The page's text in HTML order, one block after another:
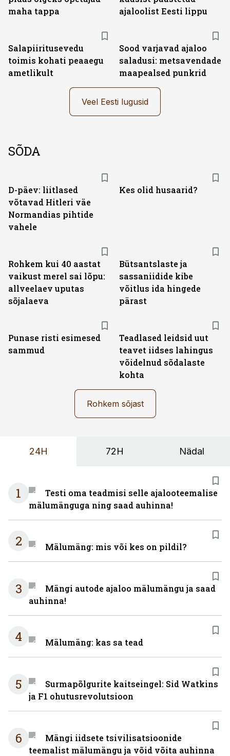
maha tappa
ajaloolist Eesti lippu
Salapiiritusevedu
toimis kohati peaaegu
ametlikult
Sood varjavad ajaloo
saladusi: metsavendade
maapealsed punkrid
Veel Eesti lugusid
SÕDA
D-päev: liitlased
võtavad Hitleri väe
Normandias pihtide
vahele
Kes olid husaarid?
Rohkem kui 40 aastat
vaikust merel sai lõpu:
allveelaev uputas
sõjalaeva
Bütsantslaste ja
sassaniidide kibe
võitlus ida hingede
pärast
Punase risti esimesed
sammud
Teadlased leidsid uut
teavet iidses lahingus
võidelnud sõdalaste
kohta
Rohkem sõjast
24H 72H Nädal
1
Testi oma teadmisi selle ajalooteemalise
mälumänguga ning saad auhinna!
2 Mälumäng: mis või kes on pildil?
3
Mängi autode ajaloo mälumängu ja saad
auhinna!
4 Mälumäng: kas sa tead
5
Surmapõlgurite kaitseingel: Sid Watkins
ja F1 ohutusrevolutsioon
6
Mängi iidsete tsivilisatsioonide
teemalist mälumängu ja võid võita auhinna